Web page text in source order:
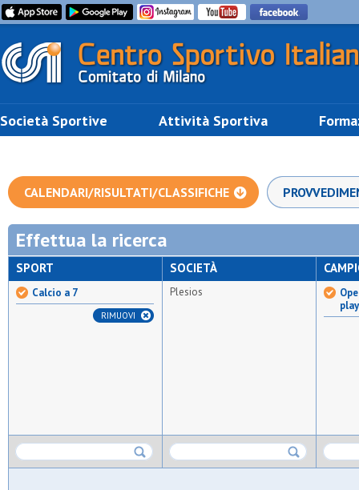
Società Sportive Attività Sportiva
CALENDARI/RISULTATI/CLASSIFICHE
Effettua la ricerca
SPORT
Calcio a 7
RIMUOVI
SOCIETÀ
Plesios